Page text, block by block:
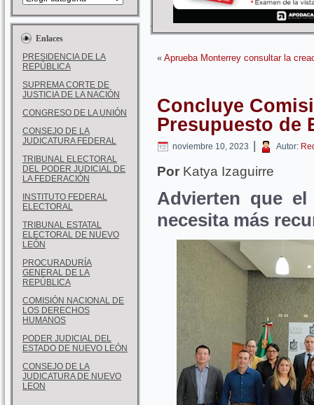
Enlaces
PRESIDENCIA DE LA
REPÚBLICA
SUPREMA CORTE DE
JUSTICIA DE LA NACIÓN
CONGRESO DE LA UNIÓN
CONSEJO DE LA
JUDICATURA FEDERAL
TRIBUNAL ELECTORAL
DEL PODER JUDICIAL DE
LA FEDERACIÓN
INSTITUTO FEDERAL
ELECTORAL
TRIBUNAL ESTATAL
ELECTORAL DE NUEVO
LEÓN
PROCURADURÍA
GENERAL DE LA
REPÚBLICA
COMISIÓN NACIONAL DE
LOS DERECHOS
HUMANOS
PODER JUDICIAL DEL
ESTADO DE NUEVO LEÓN
CONSEJO DE LA
JUDICATURA DE NUEVO
LEON
« Aprueba Monterrey consultar la
Concluye
Presupuesto de
noviembre 10, 2023 | Autor:
Por Katya Izaguirre
Advierten que
necesita más